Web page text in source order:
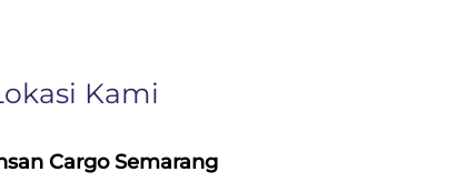
Kami
Cargo Semarang